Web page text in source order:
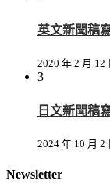
英文新聞稿
2020 年 2 月 12
3
日文新聞稿
2024 年 10 月 2
Newsletter